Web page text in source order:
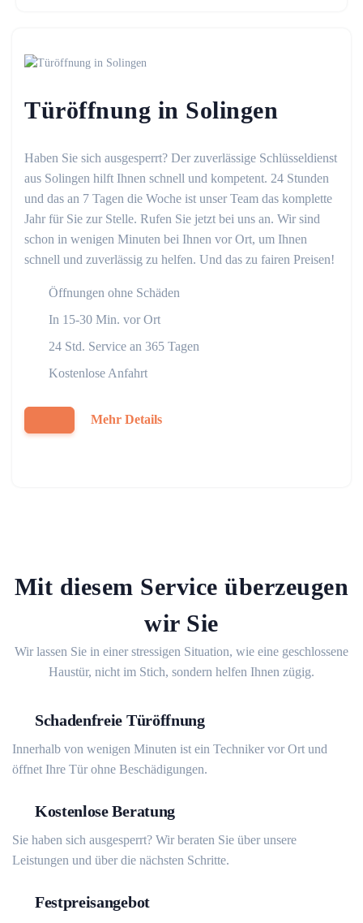
Türöffnung in Solingen
Haben Sie sich ausgesperrt? Der zuverlässige Schlüsseldienst
aus Solingen hilft Ihnen schnell und kompetent. 24 Stunden
und das an 7 Tagen die Woche ist unser Team das komplette
Jahr für Sie zur Stelle. Rufen Sie jetzt bei uns an. Wir sind
schon in wenigen Minuten bei Ihnen vor Ort, um Ihnen
schnell und zuverlässig zu helfen. Und das zu fairen Preisen!
Öffnungen ohne Schäden
In 15-30 Min. vor Ort
24 Std. Service an 365 Tagen
Kostenlose Anfahrt
Mehr Details
Mit diesem Service überzeugen
wir Sie
Wir lassen Sie in einer stressigen Situation, wie eine geschlossene
Haustür, nicht im Stich, sondern helfen Ihnen zügig.
Schadenfreie Türöffnung
Innerhalb von wenigen Minuten ist ein Techniker vor Ort und
öffnet Ihre Tür ohne Beschädigungen.
Kostenlose Beratung
Sie haben sich ausgesperrt? Wir beraten Sie über unsere
Leistungen und über die nächsten Schritte.
Festpreisangebot